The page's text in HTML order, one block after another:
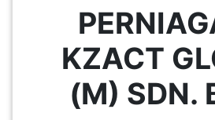
KZACT
(M) SDN.
PELANCONGAN(1)